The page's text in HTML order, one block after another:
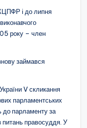
і до липня
року – член
займався
V скликання
парламентських
до парламенту за
правосуддя. У